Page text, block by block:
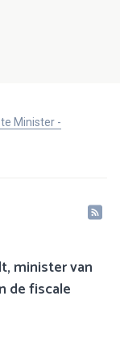
Minister -
minister van
de fiscale